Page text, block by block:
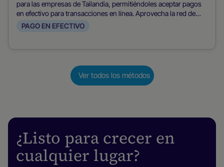
pago
para las empresas de Tailandia, permitiéndoles aceptar pagos
en efectivo para transacciones en línea. Aprovecha la red de
tiendas de Tops Market, permitiendo a los clientes pagar sus
inclusión financiera en el eCommerce.
PAGO EN EFECTIVO
Ver todos los métodos
¿Listo para crecer en
cualquier lugar?